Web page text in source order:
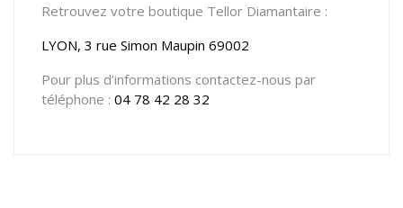
Retrouvez votre boutique Tellor Diamantaire :
LYON, 3 rue Simon Maupin 69002
Pour plus d’informations contactez-nous par
téléphone : 04 78 42 28 32